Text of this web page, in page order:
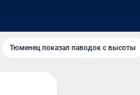
Тюменец показал паводок с высоты